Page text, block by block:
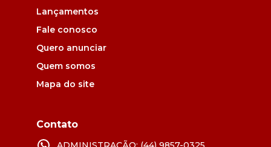
Lançamentos
Fale conosco
Quero anunciar
Quem somos
Mapa do site
Contato